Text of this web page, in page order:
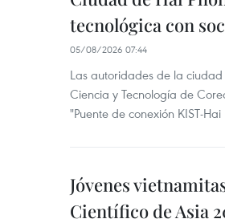
tecnológica con
05/08/2026 07:44
Las autoridades de la
Ciencia y Tecnología de
"Puente de conexión KIST-
Jóvenes
Científico de Asia